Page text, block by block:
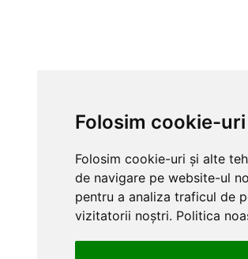
Folosim cookie-uri
Folosim cookie-uri și alte
de navigare pe website-ul
pentru a analiza traficul de
vizitatorii noștri. Politica